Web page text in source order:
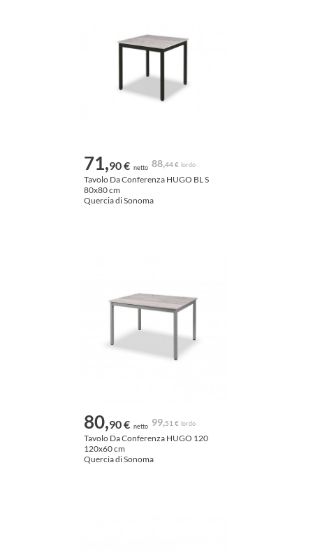
71,90 € netto 88,44 € lordo
Tavolo Da Conferenza HUGO BL S
80x80 cm
Quercia di Sonoma
80,90 € netto 99,51 € lordo
Tavolo Da Conferenza HUGO 120
120x60 cm
Quercia di Sonoma